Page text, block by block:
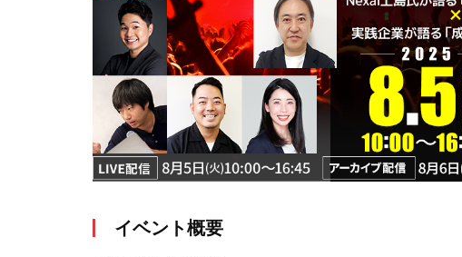
イベント概要